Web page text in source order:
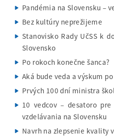
Pandémia na Slovensku –
Bez kultúry neprežijeme
Stanovisko Rady UčSS k
Slovensko
Po rokoch konečne šanca?
Aká bude veda a výskum
Prvých 100 dní ministra
10 vedcov – desatoro
vzdelávania na Slovensku
Navrh na zlepsenie kvality